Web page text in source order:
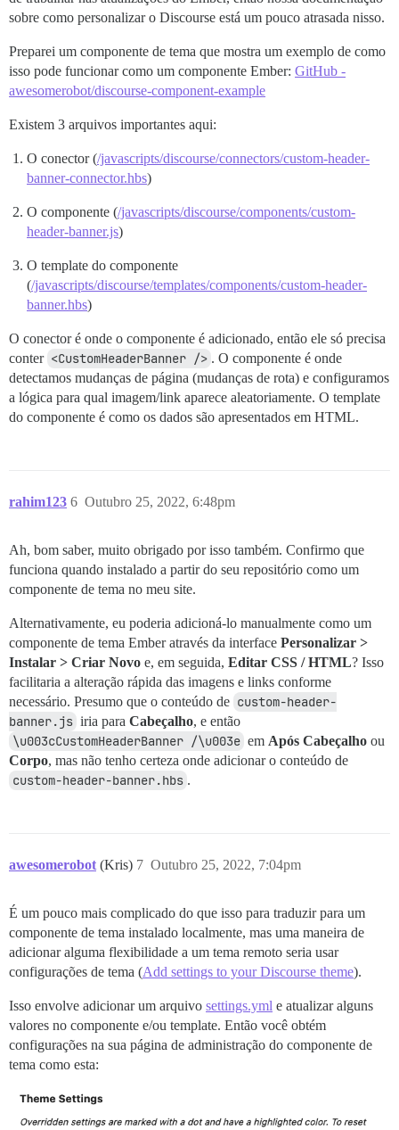
sobre como personalizar o Discourse está um pouco atrasada nisso.
Preparei um componente de tema que mostra um exemplo de como
isso pode funcionar como um componente Ember: GitHub -
awesomerobot/discourse-component-example
Existem 3 arquivos importantes aqui:
O conector (/javascripts/discourse/connectors/custom-header-
banner-connector.hbs)
O componente (/javascripts/discourse/components/custom-
header-banner.js)
O template do componente
(/javascripts/discourse/templates/components/custom-header-
banner.hbs)
O conector é onde o componente é adicionado, então ele só precisa
conter <CustomHeaderBanner /> . O componente é onde
detectamos mudanças de página (mudanças de rota) e configuramos
a lógica para qual imagem/link aparece aleatoriamente. O template
do componente é como os dados são apresentados em HTML.
rahim123 Outubro 25, 2022, 6:48pm
6
Ah, bom saber, muito obrigado por isso também. Confirmo que
funciona quando instalado a partir do seu repositório como um
componente de tema no meu site.
Alternativamente, eu poderia adicioná-lo manualmente como um
componente de tema Ember através da interface Personalizar >
Instalar > Criar Novo e, em seguida, Editar CSS / HTML? Isso
facilitaria a alteração rápida das imagens e links conforme
necessário. Presumo que o conteúdo de custom-header-
banner.js iria para Cabeçalho, e então
\u003cCustomHeaderBanner /\u003e em Após Cabeçalho ou
Corpo, mas não tenho certeza onde adicionar o conteúdo de
custom-header-banner.hbs .
awesomerobot (Kris) Outubro 25, 2022, 7:04pm
7
É um pouco mais complicado do que isso para traduzir para um
componente de tema instalado localmente, mas uma maneira de
adicionar alguma flexibilidade a um tema remoto seria usar
configurações de tema (Add settings to your Discourse theme).
Isso envolve adicionar um arquivo settings.yml e atualizar alguns
valores no componente e/ou template. Então você obtém
configurações na sua página de administração do componente de
tema como esta: